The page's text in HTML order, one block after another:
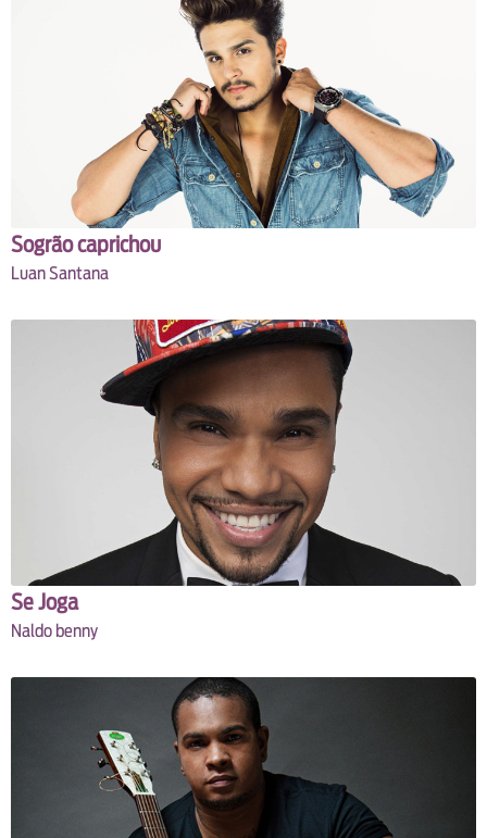
Sogrão caprichou
Luan Santana
Se Joga
Naldo benny